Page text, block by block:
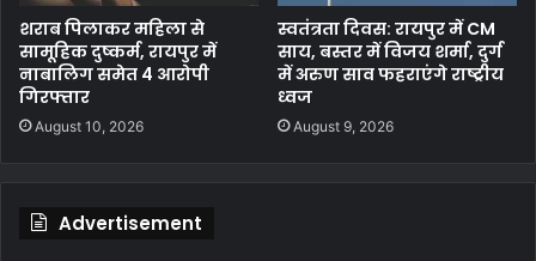
शराब पिलाकर महिला से
सामूहिक दुष्कर्म, रायपुर में
नाबालिग समेत 4 आरोपी
गिरफ्तार
August 10, 2026
स्वतंत्रता दिवस: रायपुर में CM
साय, बस्तर में विजय शर्मा, दुर्ग
में अरुण साव फहराएंगे राष्ट्रीय
ध्वज
August 9, 2026
Advertisement